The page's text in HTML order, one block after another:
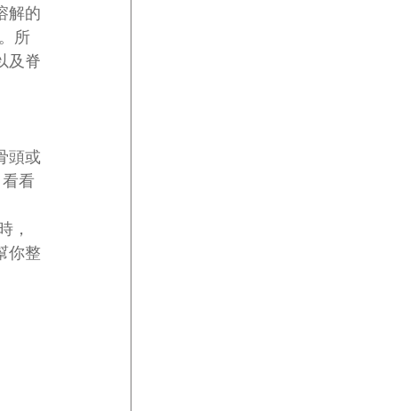
解的
所
及脊
頭或
看
，
你整